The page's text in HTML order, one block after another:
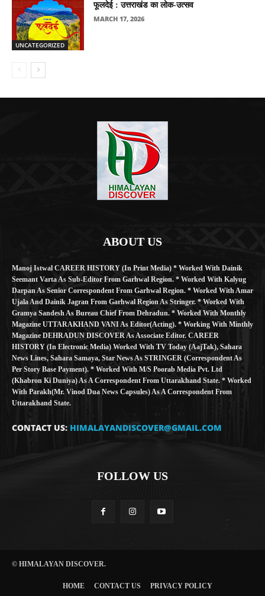
UNCATEGORIZED
फूलदेई : उत्तराखंड का लोक-उत्सव
MARCH 17, 2026
ABOUT US
Manoj Istwal CAREER HISTORY (in Print Media) * Worked With Dainik
Seemant Varta As Sub-Editor From Garhwal Region. * Worked With Kalyug
Darpan As Senior Correspondent From Garhwal Region. * Worked With Amar
Ujala And Dainik Jagran From Garhwal Region As Stringer. * Worked With
Gramya Sandesh As Bureau Chief From Dehradun. * Worked With Monthly
Magazine UTTARAKHAND VANI As Editor(Acting). * Working With Minthly
Magazine DEHRADUN DISCOVER As Associate Editor. CAREER
HISTORY (in Electronic Media) Worked With TV Today (AajTak), Sahara
News Lines, Sahara Samaya, Star News As STRINGER (Correspondent As
Per Story Base Payment). * Worked With M/S Poorab Media Pvt. Ltd
(Khabron Ki Duniya) As A Correspondent From Uttarakhand State. * Worked
With Parakh(Mr. Vinod Dua News Capsules) As A Correspondent From
Uttarakhand State.
CONTACT US: HIMALAYANDISCOVER@GMAIL.COM
FOLLOW US
© HIMALAYAN DISCOVER.
HOME CONTACT US PRIVACY POLICY